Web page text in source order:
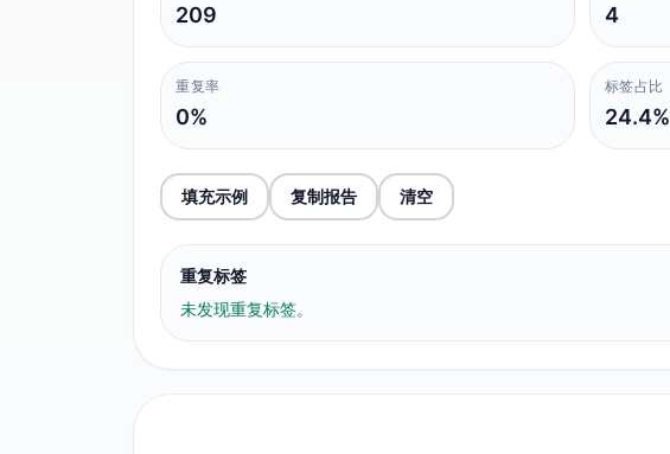
209 4
重复率
0%
标签占比
24.4%
填充示例 复制报告 清空
重复标签
未发现重复标签。